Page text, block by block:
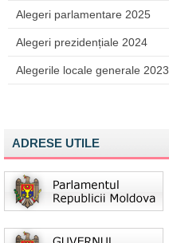
Alegeri parlamentare 2025
Alegeri prezidențiale 2024
Alegerile locale generale 2023
ADRESE UTILE